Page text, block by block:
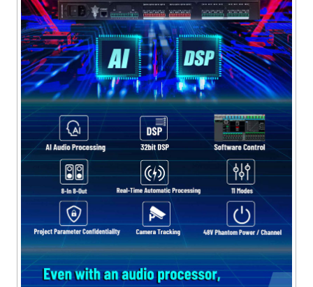
apoyo. Soporte de control de red Android APP. Soporte
de bloqueo de archivo y configuración de la ocultación
de parámetros para garantizar la seguridad técnica
del proyecto.